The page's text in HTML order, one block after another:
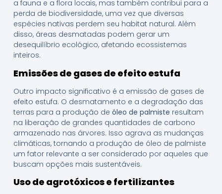
a fauna e a flora locais, mas também contribui para a
perda de biodiversidade, uma vez que diversas
espécies nativas perdem seu habitat natural. Além
disso, áreas desmatadas podem gerar um
desequilíbrio ecológico, afetando ecossistemas
inteiros.
Emissões de gases de efeito estufa
Outro impacto significativo é a emissão de gases de
efeito estufa. O desmatamento e a degradação das
terras para a produção de óleo de palmiste resultam
na liberação de grandes quantidades de carbono
armazenado nas árvores. Isso agrava as mudanças
climáticas, tornando a produção de óleo de palmiste
um fator relevante a ser considerado por aqueles que
buscam opções mais sustentáveis.
Uso de agrotóxicos e fertilizantes